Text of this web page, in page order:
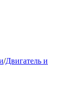
/Двигатель и